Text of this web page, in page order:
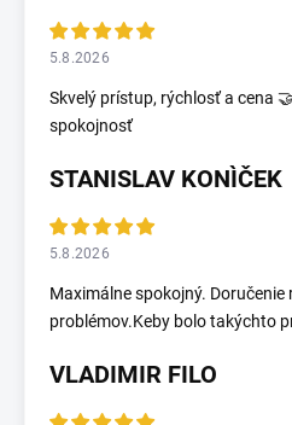
5.8.2026
Skvelý prístup, rýchlosť a cena
spokojnosť
STANISLAV KONÌČEK
5.8.2026
Maximálne spokojný. Doručenie
problémov.Keby bolo takýchto
VLADIMIR FILO